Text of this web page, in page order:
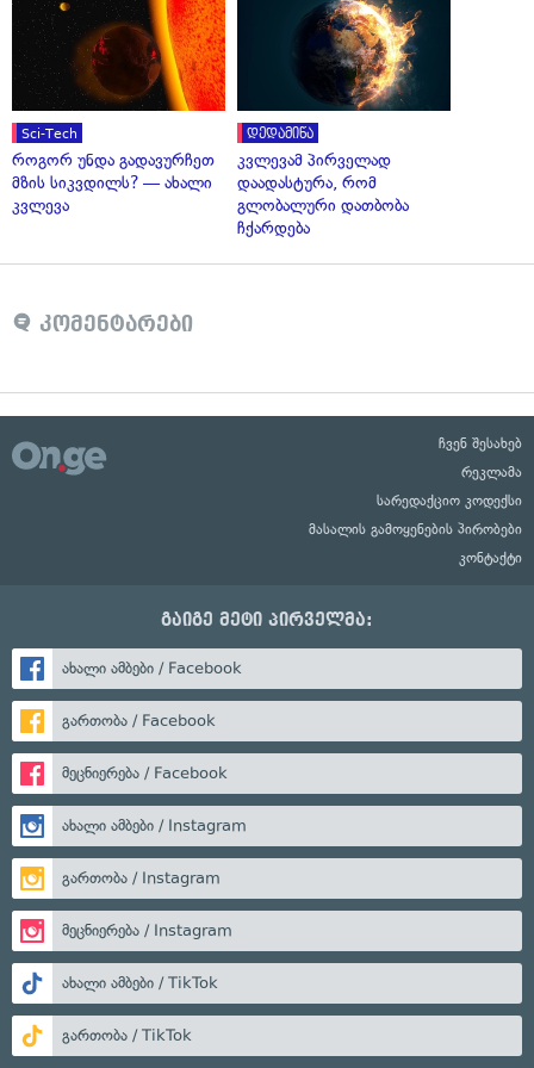
Sci-Tech
როგორ უნდა გადავურჩეთ
მზის სიკვდილს? — ახალი
კვლევა
დედამიწა
კვლევამ პირველად
დაადასტურა, რომ
გლობალური დათბობა
ჩქარდება
კომენტარები
ჩვენ შესახებ
რეკლამა
სარედაქციო კოდექსი
მასალის გამოყენების პირობები
კონტაქტი
გაიგე მეტი პირველმა:
ახალი ამბები / Facebook
გართობა / Facebook
მეცნიერება / Facebook
ახალი ამბები / Instagram
გართობა / Instagram
მეცნიერება / Instagram
ახალი ამბები / TikTok
გართობა / TikTok